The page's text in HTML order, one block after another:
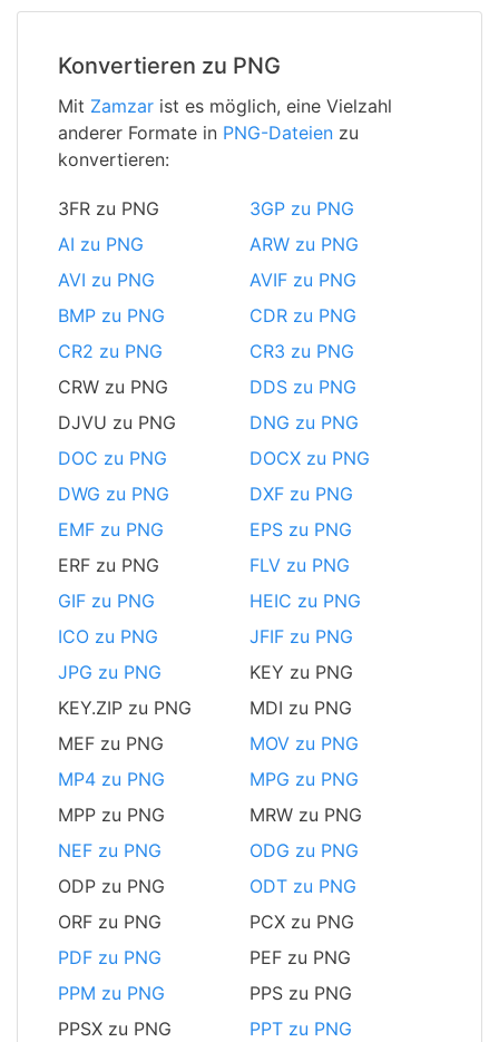
Konvertieren zu PNG
Mit Zamzar ist es möglich, eine Vielzahl
anderer Formate in PNG-Dateien zu
konvertieren:
3FR zu PNG
3GP zu PNG
AI zu PNG
ARW zu PNG
AVI zu PNG
AVIF zu PNG
BMP zu PNG
CDR zu PNG
CR2 zu PNG
CR3 zu PNG
CRW zu PNG
DDS zu PNG
DJVU zu PNG
DNG zu PNG
DOC zu PNG
DOCX zu PNG
DWG zu PNG
DXF zu PNG
EMF zu PNG
EPS zu PNG
ERF zu PNG
FLV zu PNG
GIF zu PNG
HEIC zu PNG
ICO zu PNG
JFIF zu PNG
JPG zu PNG
KEY zu PNG
KEY.ZIP zu PNG
MDI zu PNG
MEF zu PNG
MOV zu PNG
MP4 zu PNG
MPG zu PNG
MPP zu PNG
MRW zu PNG
NEF zu PNG
ODG zu PNG
ODP zu PNG
ODT zu PNG
ORF zu PNG
PCX zu PNG
PDF zu PNG
PEF zu PNG
PPM zu PNG
PPS zu PNG
PPSX zu PNG
PPT zu PNG